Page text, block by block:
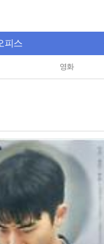
피스
영화